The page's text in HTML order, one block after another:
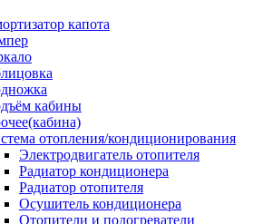
капота
кабины
отопления/кондиционирования
Электродвигатель отопителя
Радиатор кондиционера
Радиатор отопителя
Осушитель кондиционера
Отопители и подогреватели